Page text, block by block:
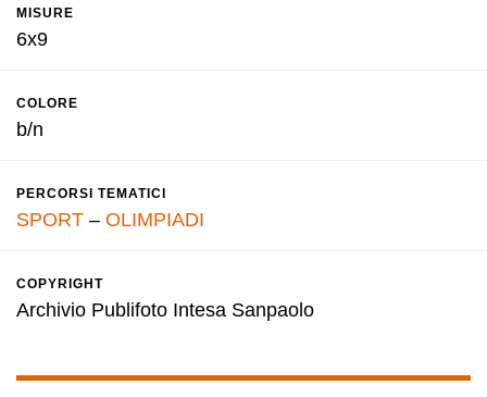
MISURE
6x9
COLORE
b/n
PERCORSI TEMATICI
SPORT – OLIMPIADI
COPYRIGHT
Archivio Publifoto Intesa Sanpaolo